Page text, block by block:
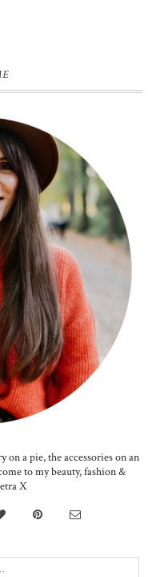
on a pie, the accessories on an
to my beauty, fashion &
X